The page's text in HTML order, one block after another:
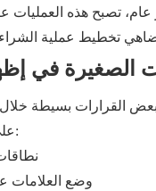
الصغيرة في
على سبيل المثال:
وضع العلامات